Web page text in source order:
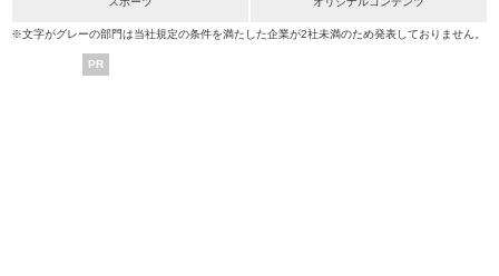
※文字がグレーの部門は当社規定の条件を満たした企業が2社未満のため発表しておりません。
PR